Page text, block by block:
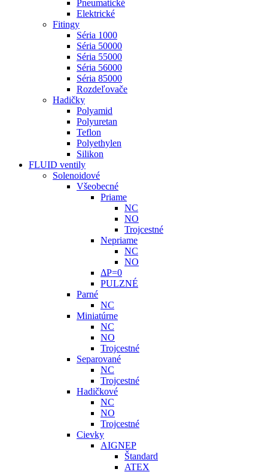
Pneumatické
Elektrické
Fitingy
Séria 1000
Séria 50000
Séria 55000
Séria 56000
Séria 85000
Rozdeľovače
Hadičky
Polyamid
Polyuretan
Teflon
Polyethylen
Silikon
FLUID ventily
Solenoidové
Všeobecné
Priame
NC
NO
Trojcestné
Nepriame
NC
NO
ΔP=0
PULZNÉ
Parné
NC
Miniatúrne
NC
NO
Trojcestné
Separované
NC
Trojcestné
Hadičkové
NC
NO
Trojcestné
Cievky
AIGNEP
Štandard
ATEX